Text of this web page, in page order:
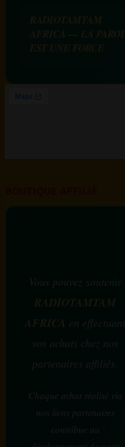
Vous pouvez soutenir
RADIOTAMTAM
AFRICA en effectuant
vos achats chez nos
partenaires affiliés.
Chaque achat réalisé via
nos liens partenaires
contribue au